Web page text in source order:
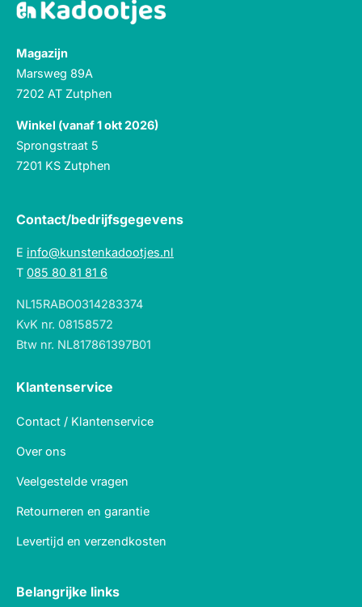
Magazijn
Marsweg 89A
7202 AT Zutphen
Winkel (vanaf 1 okt 2026)
Sprongstraat 5
7201 KS Zutphen
Contact/bedrijfsgegevens
E info@kunstenkadootjes.nl
T 085 80 81 81 6
NL15RABO0314283374
KvK nr. 08158572
Btw nr. NL817861397B01
Klantenservice
Contact / Klantenservice
Over ons
Veelgestelde vragen
Retourneren en garantie
Levertijd en verzendkosten
Belangrijke links